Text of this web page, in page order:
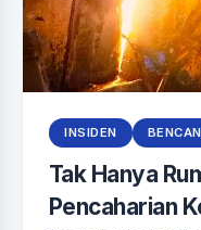
INSIDEN
‎Tak Hanya
Pencaharian